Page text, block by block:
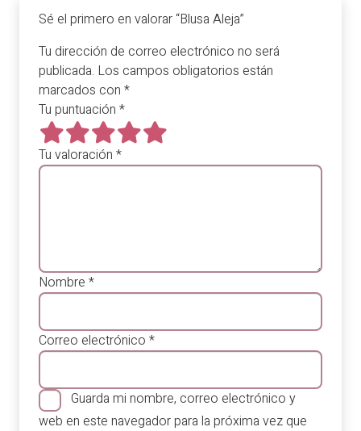
Sé el primero en valorar “Blusa Aleja”
Tu dirección de correo electrónico no será
publicada. Los campos obligatorios están
marcados con *
Tu puntuación *
Tu valoración *
Nombre *
Correo electrónico *
Guarda mi nombre, correo electrónico y
web en este navegador para la próxima vez que